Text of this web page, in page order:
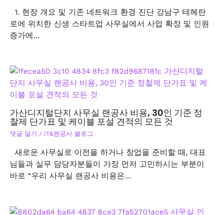
1. 현장 개요 및 기존 네트워크 환경 진단 강남구 테헤란
로에 위치한 신생 스타트업 사무실에서 사업 확장 및 인원
증가에…
가산디지털단지 사무실 랜공사 비용, 30인 기준 정
찰제 단가표 및 케이블 포설 견적의 모든 것
댓글 달기 / IT&랜공사 블로그
새로운 사무실로 이전을 하거나 창업을 준비할 때, 대표
님들과 실무 담당자분들이 가장 먼저 고민하시는 부분이
바로 “우리 사무실 랜공사 비용은…